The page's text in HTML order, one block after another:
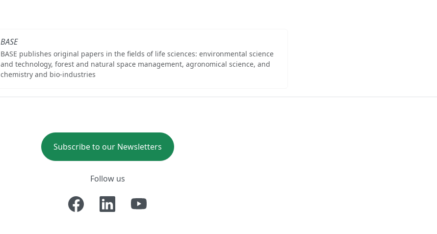
BASE
BASE publishes original papers in the fields of life sciences: environmental science
and technology, forest and natural space management, agronomical science, and
chemistry and bio-industries
Subscribe to our Newsletters
Follow us